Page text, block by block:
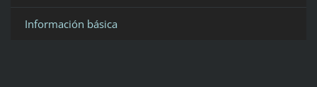
Información básica